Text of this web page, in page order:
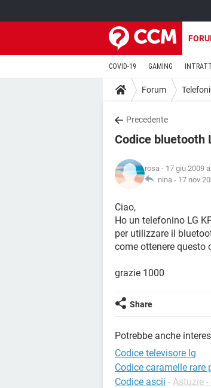
COVID-19 GAMING
Forum
Precedente
Codice bluetooth
rosa - 17 giu 2009
nina - 17 nov
Ciao,
Ho un telefonino LG
per utilizzare il
come ottenere questo
grazie 1000
Share
Potrebbe anche
Codice televisore lg
Codice caramelle
Codice ascii - Astuzie